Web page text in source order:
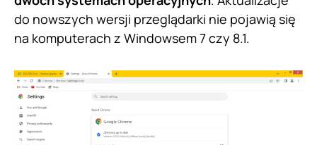
do nowszych wersji przeglądarki nie pojawią się
na komputerach z Windowsem 7 czy 8.1.